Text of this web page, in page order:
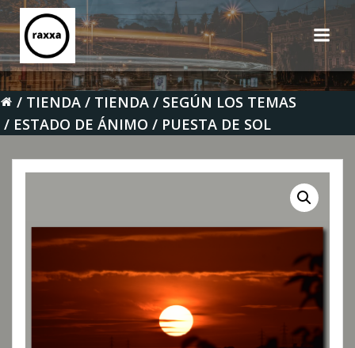
Saltar
al
contenido
TIENDA TIENDA
SEGÚN LOS TEMAS
ESTADO DE ÁNIMO
PUESTA DE SOL